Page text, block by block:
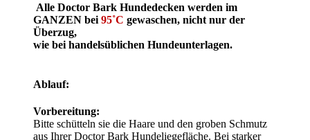
Alle Doctor Bark Hundedecken werden im
GANZEN bei 95˚C gewaschen, nicht nur der
Überzug,
wie bei handelsüblichen Hundeunterlagen.
Ablauf:
Vorbereitung:
Bitte schütteln sie die Haare und den groben Schmutz
aus Ihrer Doctor Bark Hundeliegefläche. Bei starker